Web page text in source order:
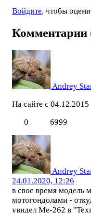
Войдите, чтобы
Комментарии
Andrey
На сайте с 04.12.2015
0
6999
Andrey
24.01.2020, 12:26
в свое время модель
мотогондолами -
увидел Ме-262 в